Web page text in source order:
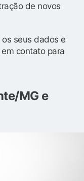
de novos
seus dados e
contato para
MG e